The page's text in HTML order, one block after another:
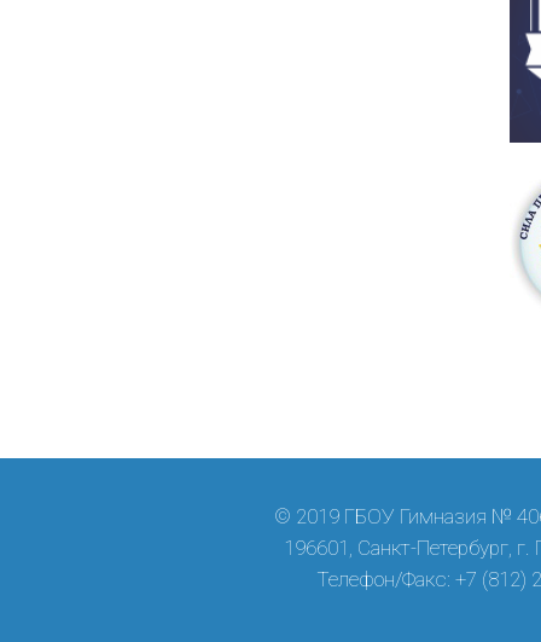
© 2019 ГБОУ Гимназия №
196601, Санкт-Петербург,
Телефон/Факс: +7 (812)